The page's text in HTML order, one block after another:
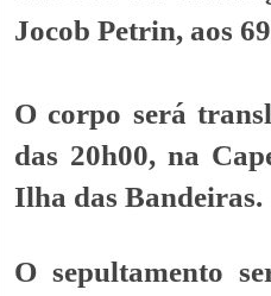
Jocob Petrin, aos
O corpo será
das 20h00, na
Ilha das Bandeiras.
O sepultamento